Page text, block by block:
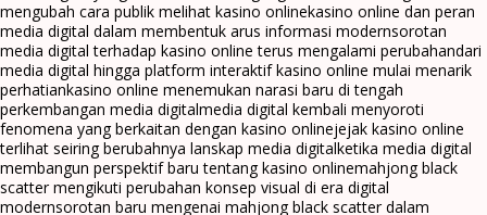
mengubah cara publik melihat kasino onlinekasino online dan peran
media digital dalam membentuk arus informasi modernsorotan
media digital terhadap kasino online terus mengalami perubahandari
media digital hingga platform interaktif kasino online mulai menarik
perhatiankasino online menemukan narasi baru di tengah
perkembangan media digitalmedia digital kembali menyoroti
fenomena yang berkaitan dengan kasino onlinejejak kasino online
terlihat seiring berubahnya lanskap media digitalketika media digital
membangun perspektif baru tentang kasino onlinemahjong black
scatter mengikuti perubahan konsep visual di era digital
modernsorotan baru mengenai mahjong black scatter dalam